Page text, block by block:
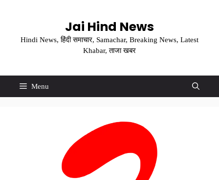
Jai Hind News
Hindi News, हिंदी समाचार, Samachar, Breaking News, Latest
Khabar, ताजा खबर
Menu